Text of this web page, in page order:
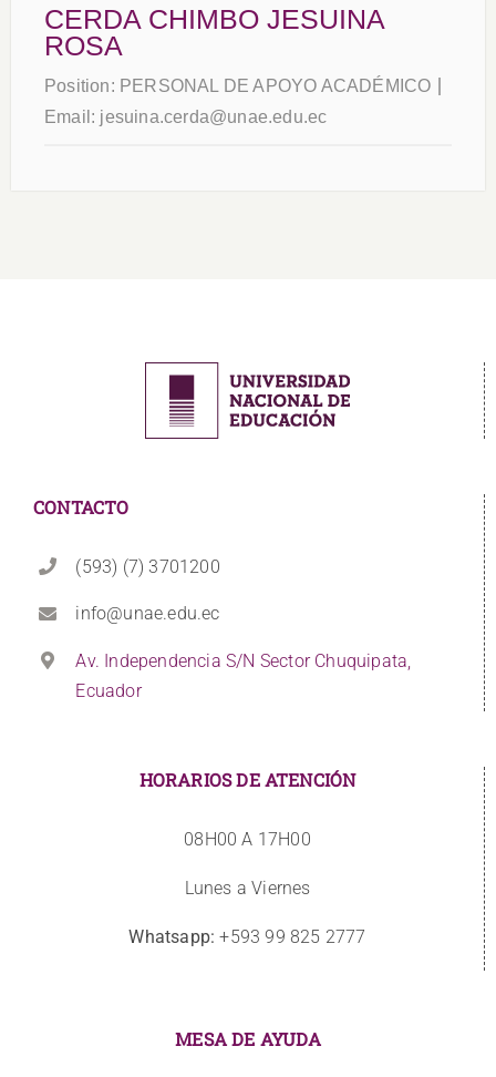
CERDA CHIMBO JESUINA
ROSA
Position: PERSONAL DE APOYO ACADÉMICO
Email: jesuina.cerda@unae.edu.ec
CONTACTO
(593) (7) 3701200
info@unae.edu.ec
Av. Independencia S/N Sector Chuquipata,
Ecuador
HORARIOS DE ATENCIÓN
08H00 A 17H00
Lunes a Viernes
Whatsapp: +593 99 825 2777
MESA DE AYUDA